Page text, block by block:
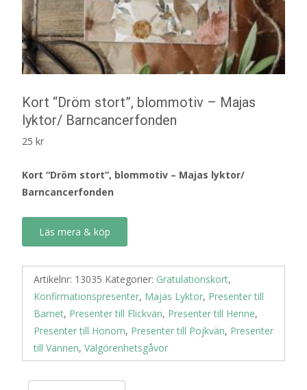
Kort “Dröm stort”, blommotiv – Majas
lyktor/ Barncancerfonden
25 kr
Kort “Dröm stort”, blommotiv – Majas lyktor/
Barncancerfonden
Läs mera & köp
Artikelnr: 13035 Kategorier: Gratulationskort,
Konfirmationspresenter, Majas Lyktor, Presenter till
Barnet, Presenter till Flickvän, Presenter till Henne,
Presenter till Honom, Presenter till Pojkvän, Presenter
till Vännen, Välgörenhetsgåvor